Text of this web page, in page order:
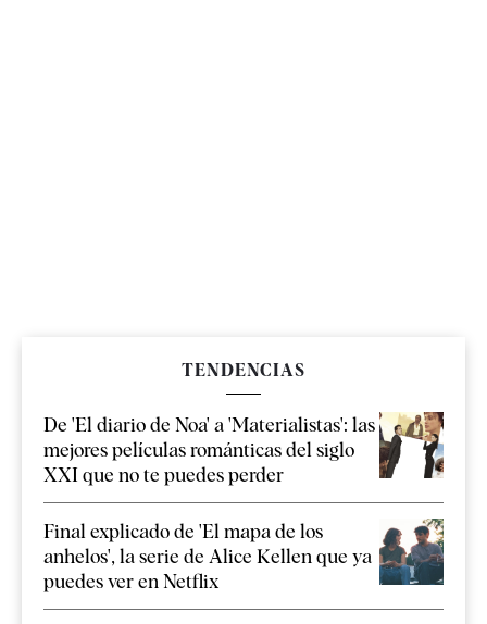
TENDENCIAS
De 'El diario de Noa' a 'Materialistas': las
mejores películas románticas del siglo
XXI que no te puedes perder
Final explicado de 'El mapa de los
anhelos', la serie de Alice Kellen que ya
puedes ver en Netflix